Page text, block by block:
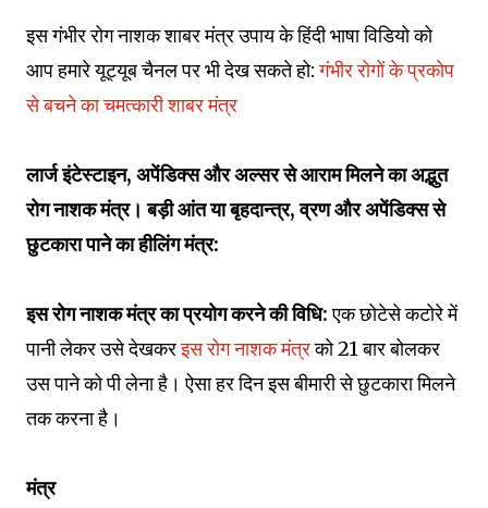
इस गंभीर रोग नाशक शाबर मंत्र उपाय के हिंदी भाषा विडियो को
आप हमारे यूट्यूब चैनल पर भी देख सकते हो:गंभीर रोगों के प्रकोप
से बचने का चमत्कारी शाबर मंत्र
लार्ज इंटेस्टाइन, अपेंडिक्स और अल्सर से आराम मिलने का अद्भुत
रोग नाशक मंत्र। बड़ी आंत या बृहदान्त्र, व्रण और अपेंडिक्स से
छुटकारा पाने का हीलिंग मंत्र:
इस रोग नाशक मंत्र का प्रयोग करने की विधि:एक छोटेसे कटोरे में
पानी लेकर उसे देखकरइस रोग नाशक मंत्रको 21 बार बोलकर
उस पाने को पी लेना है। ऐसा हर दिन इस बीमारी से छुटकारा मिलने
तक करना है।
मंत्र